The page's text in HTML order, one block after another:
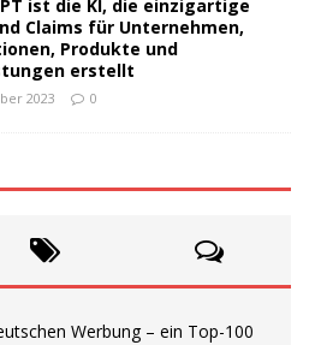
ist die KI, die einzigartige
Claims für Unternehmen,
Produkte und
erstellt
2023 0
Werbung – ein Top-100